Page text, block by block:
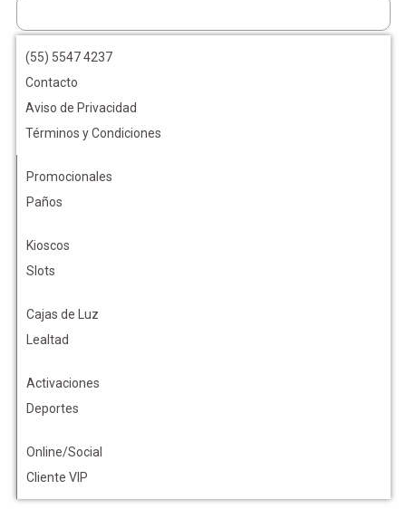
(55) 5547 4237
Contacto
Aviso de Privacidad
Términos y Condiciones
Promocionales
Paños
Kioscos
Slots
Cajas de Luz
Lealtad
Activaciones
Deportes
Online/Social
Cliente VIP